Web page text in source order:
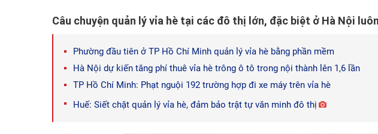
Câu chuyện quản lý vỉa hè tại các đô thị lớn, đặc biệt ở Hà Nội
Phường đầu tiên ở TP Hồ Chí Minh quản lý vỉa hè bằng phần mềm
Hà Nội dự kiến tăng phí thuê vỉa hè trông ô tô trong nội thành lên 1,6 lần
TP Hồ Chí Minh: Phạt nguội 192 trường hợp đi xe máy trên vỉa hè
Huế: Siết chặt quản lý vỉa hè, đảm bảo trật tự văn minh đô thị